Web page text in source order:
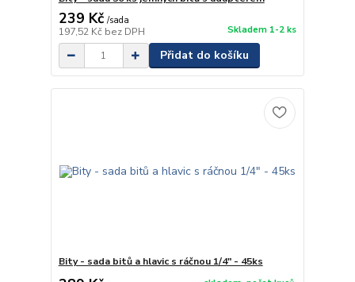
239 Kč /sada
197,52 Kč bez DPH Skladem 1-2 ks
Přidat do košíku
Bity - sada bitů a hlavic s ráčnou 1/4" - 45ks